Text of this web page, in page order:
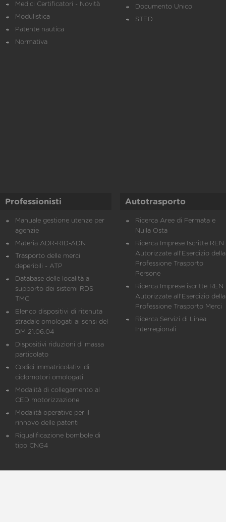
Medici Certificatori - Novità
Modulistica
Patente nautica
Normativa
Documento Unico
STED
Professionisti
Manuale gestione utenze per
agenzie
Materia ADR-RID-ADN
Trasporto delle merci
deperibili - ATP
Database delle località a
supporto dei sistemi RDS
TMC
Elenco dispositivi di ritenuta
stradale omologati ai sensi del
DM 21.06.04
Dispositivi riduzioni di massa
particolato
Codici immatricolativi di
ciclomotori omologati
Modalità di collegamento al
CED motorizzazione
Modalità operative per il
rinnovo delle patenti
Riqualificazione bombole di
tipo CNG4
Autotrasporto
Ricerca Aree di Fermata e
Nulla Osta
Ricerca Imprese Iscritte REN
Autorizzate all'Esercizio della
Professione Trasporto
Persone
Ricerca Imprese iscritte REN
Autorizzate all'Esercizio della
Professione Trasporto Merci
Ricerca Servizi di Linea
Interregionali